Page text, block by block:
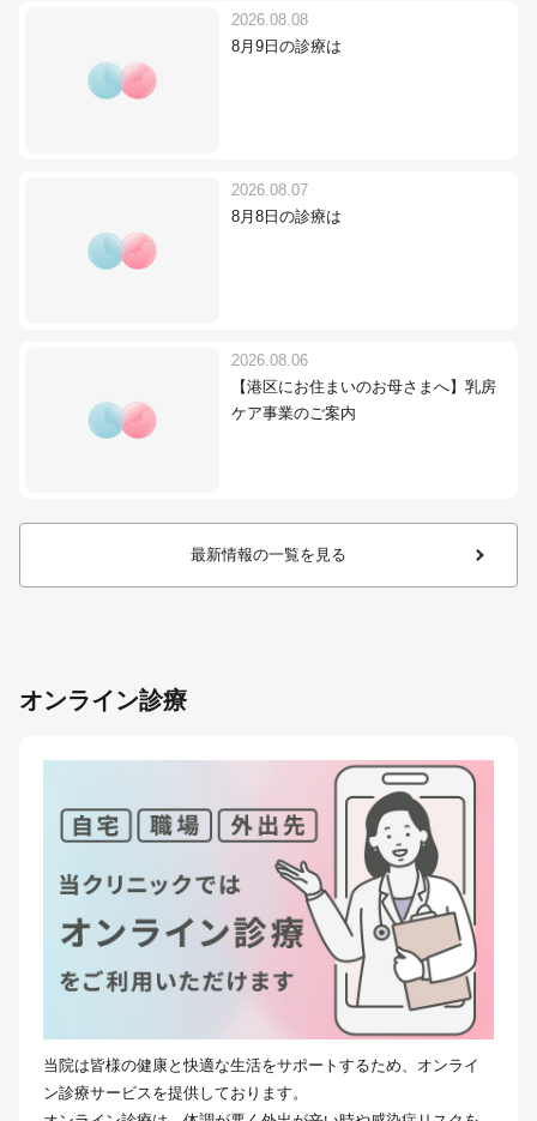
2026.08.08
8月9日の診療は
2026.08.07
8月8日の診療は
2026.08.06
【港区にお住まいのお母さまへ】乳房
ケア事業のご案内
最新情報の一覧を見る
オンライン診療
当院は皆様の健康と快適な生活をサポートするため、オンライ
ン診療サービスを提供しております。